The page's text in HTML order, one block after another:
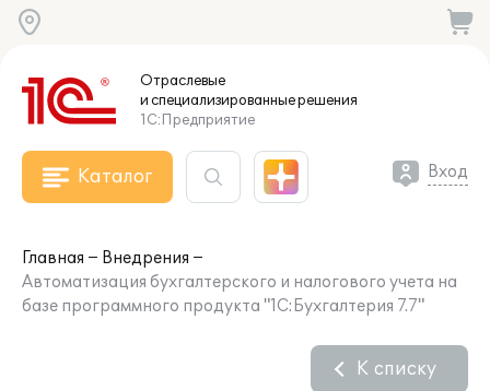
Отраслевые
и специализированныерешения
1С:Предприятие
Каталог Вход
Главная
Внедрения
Автоматизация бухгалтерского и налогового учета на
базе программного продукта "1С:Бухгалтерия 7.7"
К списку